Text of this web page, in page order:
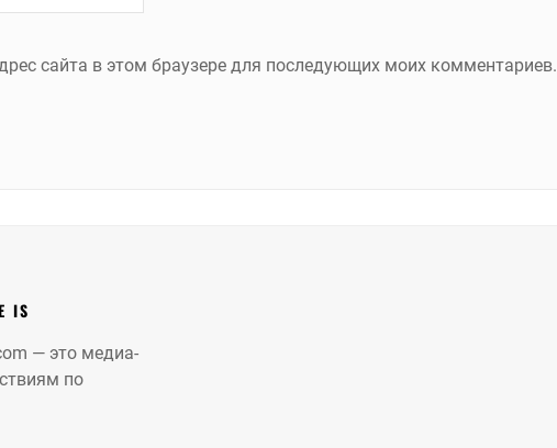
сайта в этом браузере для последующих моих комментариев.
IS
— это медиа-
по